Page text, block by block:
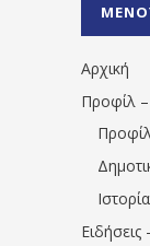
Αρχική
Προφίλ –
Ιστορία